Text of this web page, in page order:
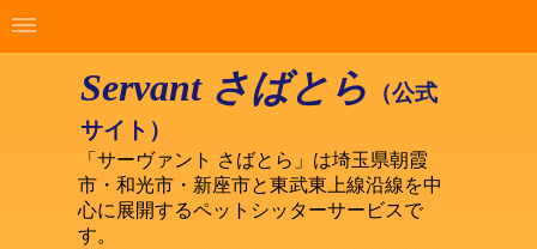
Servant さばとら
（公式
サイト）
「サーヴァント さばとら」は埼玉県朝霞
市・和光市・新座市と東武東上線沿線を中
心に展開するペットシッターサービスで
す。